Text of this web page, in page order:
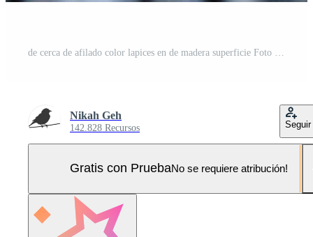
Nikah Geh
142.828 Recursos Seguir
Gratis con PruebaNo se requiere atribución!